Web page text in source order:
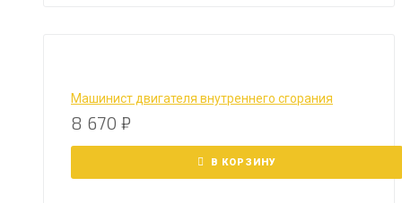
Машинист двигателя внутреннего сгорания
8 670 ₽
В КОРЗИНУ